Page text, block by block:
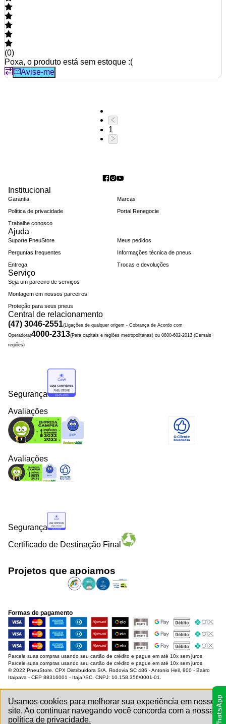
(0)
Poxa, o produto está sem estoque :(
Avise-me
1
Institucional
Garantia
Política de privacidade
Trabalhe conosco
Marcas
Portal Renegocie
Ajuda
Suporte PneuStore
Perguntas frequentes
Entrega
Meus pedidos
Informações técnica de pneus
Trocas e devoluções
Serviço
Seja um parceiro de serviços
Montagem em nossos parceiros
Proteção para seus pneus
Central de relacionamento
(47) 3046-2551(Ligações de qualquer origem - Cobrança de Acordo com
Operadora)4000-2313(Para capitais e regiões metropolitanas) ou 0800-602-2013 (Demais
regiões)
Segurança
Avaliações
Avaliações
Segurança
Certificado de Destinação Final
Projetos que apoiamos
Formas de pagamento
Parcele suas compras usando seu cartão de crédito e pague em até 10x sem juros
Parcele suas compras usando seu cartão de crédito e pague em até 10x sem juros
© 2022 PneuStore. CPX Distribuidora S/A. Rodovia SC 486 - Antonio Heil, 800 - Bairro
Itaipava - CEP 88316001 - Itajaí/SC. CNPJ: 10.158.356/0001-01.
Usamos cookies para melhorar sua experiência em nosso
site. Ao continuar navegando você concorda com a nossa
política de privacidade.